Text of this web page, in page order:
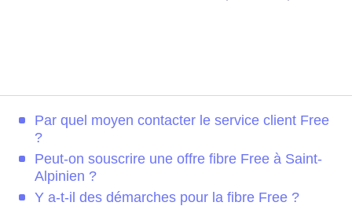
Par quel moyen contacter le service client Free
?
Peut-on souscrire une offre fibre Free à Saint-
Alpinien ?
Y a-t-il des démarches pour la fibre Free ?